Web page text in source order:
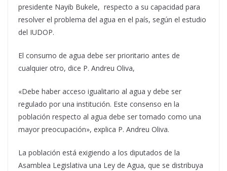
presidente Nayib Bukele, respecto a su capacidad para
resolver el problema del agua en el país, según el estudio
del IUDOP.
El consumo de agua debe ser prioritario antes de
cualquier otro, dice P. Andreu Oliva,
«Debe haber acceso igualitario al agua y debe ser
regulado por una institución. Este consenso en la
población respecto al agua debe ser tomado como una
mayor preocupación», explica P. Andreu Oliva.
La población está exigiendo a los diputados de la
Asamblea Legislativa una Ley de Agua, que se distribuya